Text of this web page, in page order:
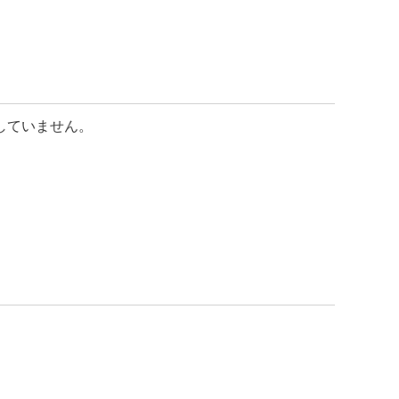
いません。